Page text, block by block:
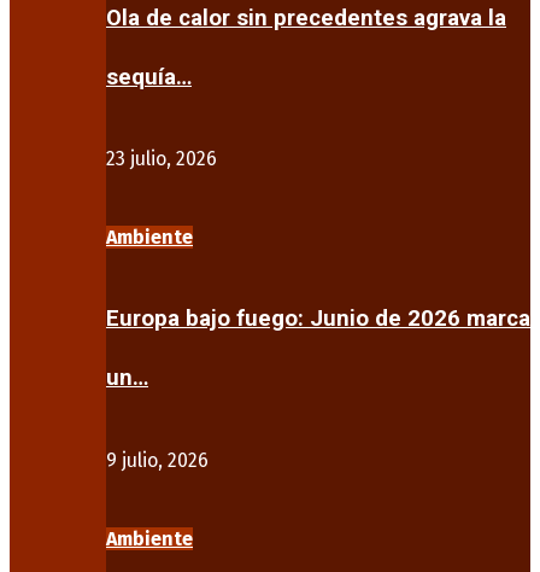
Ola de calor sin precedentes agrava la
sequía…
23 julio, 2026
Ambiente
Europa bajo fuego: Junio de 2026 marca
un…
9 julio, 2026
Ambiente